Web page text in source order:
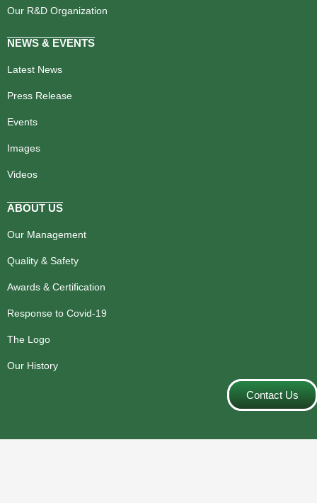
Our R&D Organization
NEWS & EVENTS
Latest News
Press Release
Events
Images
Videos
ABOUT US
Our Management
Quality & Safety
Awards & Certification
Response to Covid-19
The Logo
Our History
Contact Us